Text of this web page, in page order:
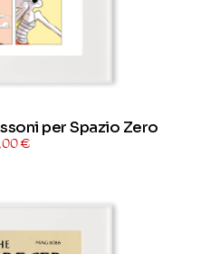
per Spazio Zero
€